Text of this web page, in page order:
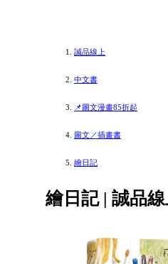
誠品線上
中文書
📌圖文漫畫85折起
圖文／插畫書
繪日記
繪日記 | 誠品